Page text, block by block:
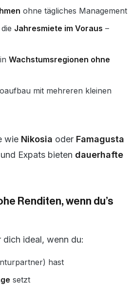
ohne tägliches Management
Jahresmiete im Voraus –
Wachstumsregionen ohne
mit mehreren kleinen
wie Nikosia oder Famagusta
Expats bieten dauerhafte
Renditen, wenn du’s
ideal, wenn du:
hast
setzt